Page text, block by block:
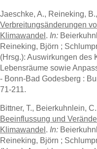
Jaeschke, A., Reineking,
Verbreitungsänderungen
Klimawandel . In:
Reineking, Björn ;
(Hrsg.): Auswirkungen des
Lebensräume sowie
- Bonn-Bad Godesberg :
71-211.
Bittner, T., Beierkuhnlein,
Beeinflussung und
Klimawandel . In:
Reineking, Björn ;